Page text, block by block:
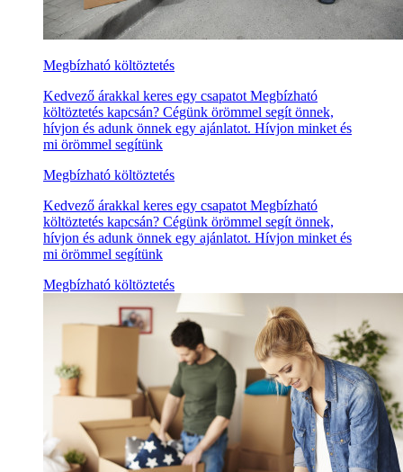
Megbízható költöztetés
Kedvező árakkal keres egy csapatot Megbízható
költöztetés kapcsán? Cégünk örömmel segít önnek,
hívjon és adunk önnek egy ajánlatot. Hívjon minket és
mi örömmel segítünk
Megbízható költöztetés
Kedvező árakkal keres egy csapatot Megbízható
költöztetés kapcsán? Cégünk örömmel segít önnek,
hívjon és adunk önnek egy ajánlatot. Hívjon minket és
mi örömmel segítünk
Megbízható költöztetés